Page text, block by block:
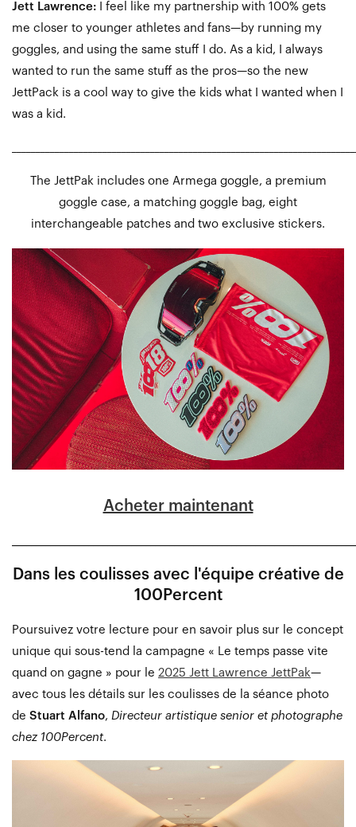
Jett Lawrence: I feel like my partnership with 100% gets
me closer to younger athletes and fans—by running my
goggles, and using the same stuff I do. As a kid, I always
wanted to run the same stuff as the pros—so the new
JettPack is a cool way to give the kids what I wanted when I
was a kid.
The JettPak includes one Armega goggle, a premium
goggle case, a matching goggle bag, eight
interchangeable patches and two exclusive stickers.
Acheter maintenant
Dans les coulisses avec l'équipe créative de
100Percent
Poursuivez votre lecture pour en savoir plus sur le concept
unique qui sous-tend la campagne « Le temps passe vite
quand on gagne » pour le 2025 Jett Lawrence JettPak—
avec tous les détails sur les coulisses de la séance photo
de Stuart Alfano, Directeur artistique senior et photographe
chez 100Percent.